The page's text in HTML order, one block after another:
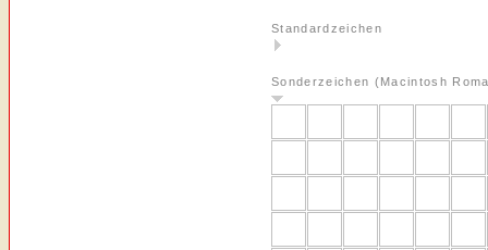
Standardzeichen
Sonderzeichen (Macintosh